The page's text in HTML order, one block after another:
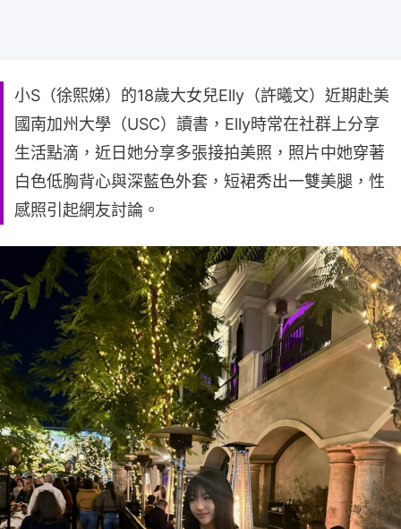
小S（徐熙娣）的18歲大女兒Elly（許曦文）近期赴美
國南加州大學（USC）讀書，Elly時常在社群上分享
生活點滴，近日她分享多張接拍美照，照片中她穿著
白色低胸背心與深藍色外套，短裙秀出一雙美腿，性
感照引起網友討論。